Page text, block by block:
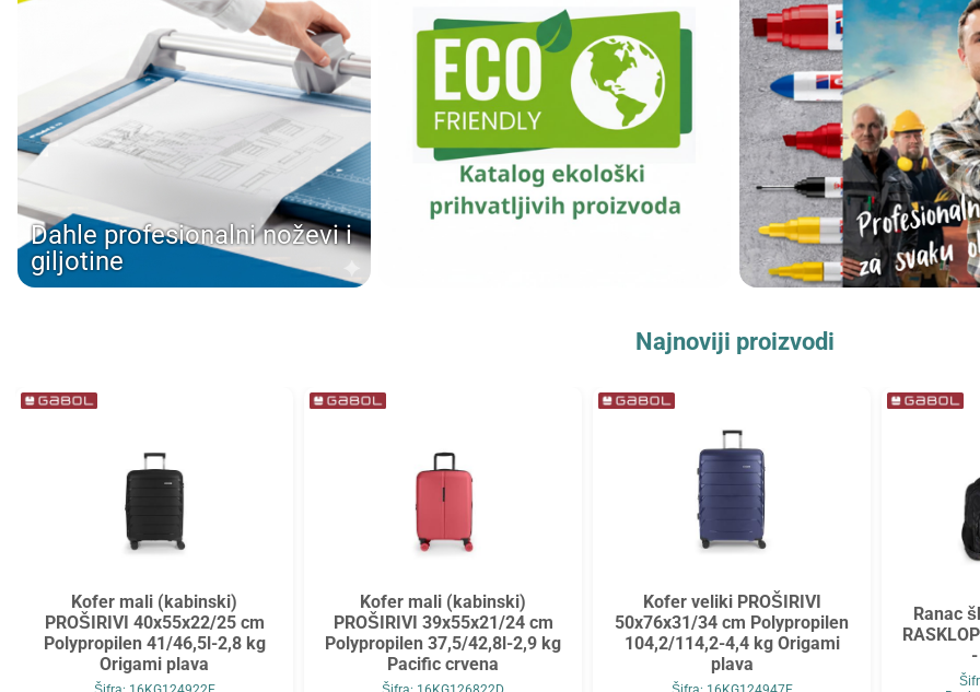
Premijer
Retype
Ridgeback
Scotch
Skrebba
Smartbox Pro
Solali
Tarifold
Top2000
Tymos
WMZ
Dahle profesionalni noževi i
giljotine
Najnoviji proizvodi
Kofer mali (kabinski)
PROŠIRIVI 40x55x22/25 cm
Polypropilen 41/46,5l-2,8 kg
Origami plava
Kofer mali (kabinski)
PROŠIRIVI 39x55x21/24 cm
Polypropilen 37,5/42,8l-2,9 kg
Pacific crvena
Kofer veliki PROŠIRIVI
50x76x31/34 cm Polypropilen
104,2/114,2-4,4 kg Origami
plava
Ranac